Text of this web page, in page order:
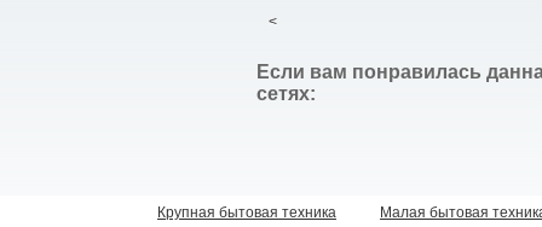
<
Если вам понравилась
сетях:
Крупная бытовая техника
Малая бытовая